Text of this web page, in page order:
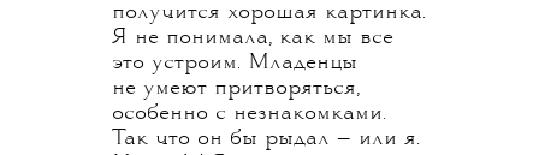
получится хорошая картинка.
Я не понимала, как мы все
это устроим. Младенцы
не умеют притворяться,
особенно с незнакомками.
Так что он бы рыдал — или я.